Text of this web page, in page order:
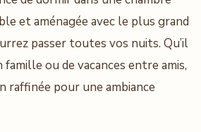
et aménagée avec le plus grand
passer toutes vos nuits. Qu’il
famille ou de vacances entre amis,
raffinée pour une ambiance